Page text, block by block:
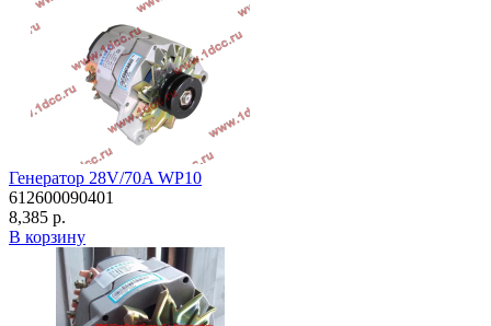
Генератор 28V/70A WP10
612600090401
8,385 р.
В корзину